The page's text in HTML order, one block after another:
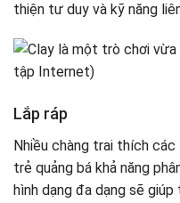
thiện tư duy và kỹ năng
Lắp ráp
Nhiều chàng trai thích
trẻ quảng bá khả năng
hình dạng đa dạng sẽ